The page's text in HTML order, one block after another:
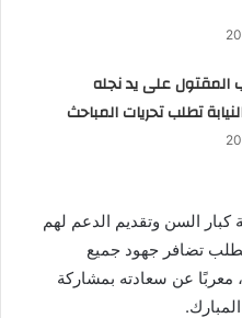
المقتول على يد نجله
تطلب تحريات المباحث
كبار السن وتقديم الدعم لهم
تضافر جهود جميع
معربًا عن سعادته بمشاركة